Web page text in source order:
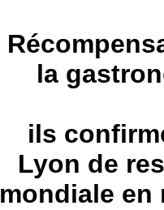
la
ils
Lyon de
mondiale en